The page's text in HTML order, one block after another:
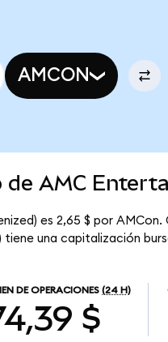
AMCON
AMC
es 2,65 $ por AMCon.
una capitalización
DE OPERACIONES (24 H)
$